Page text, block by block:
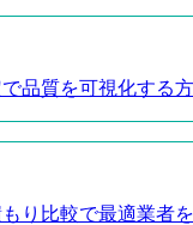
品質を可視化する
り比較で最適業者